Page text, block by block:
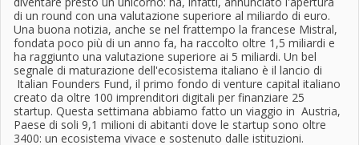
di un round con una valutazione superiore al miliardo di euro.
Una buona notizia, anche se nel frattempo la francese Mistral,
fondata poco più di un anno fa, ha raccolto oltre 1,5 miliardi e
ha raggiunto una valutazione superiore ai 5 miliardi. Un bel
segnale di maturazione dell'ecosistema italiano è il lancio di
Italian Founders Fund, il primo fondo di venture capital italiano
creato da oltre 100 imprenditori digitali per finanziare 25
startup. Questa settimana abbiamo fatto un viaggio in Austria,
Paese di soli 9,1 milioni di abitanti dove le startup sono oltre
3400: un ecosistema vivace e sostenuto dalle istituzioni.